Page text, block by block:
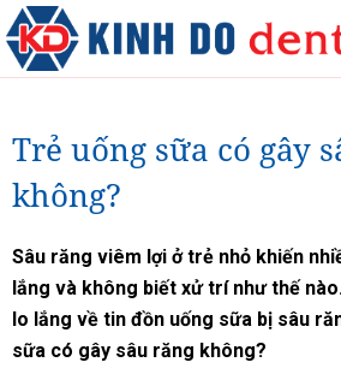
Trẻ uống sữa có gây
không?
Sâu răng viêm lợi ở trẻ nhỏ khiến
lắng và không biết xử trí như thế
lo lắng về tin đồn uống sữa bị sâu
sữa có gây sâu răng không?